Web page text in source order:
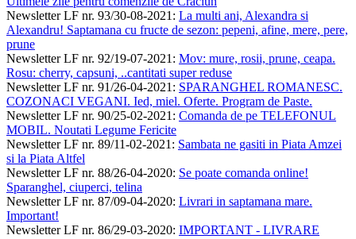
Newsletter LF nr. 93/30-08-2021 : La multi ani, Alexandra si
Alexandru! Saptamana cu fructe de sezon: pepeni, afine, mere, pere,
prune
Newsletter LF nr. 92/19-07-2021 : Mov: mure, rosii, prune, ceapa.
Rosu: cherry, capsuni, ..cantitati super reduse
Newsletter LF nr. 91/26-04-2021 : SPARANGHEL ROMANESC.
COZONACI VEGANI. Ied, miel. Oferte. Program de Paste.
Newsletter LF nr. 90/25-02-2021 : Comanda de pe TELEFONUL
MOBIL. Noutati Legume Fericite
Newsletter LF nr. 89/11-02-2021 : Sambata ne gasiti in Piata Amzei
si la Piata Altfel
Newsletter LF nr. 88/26-04-2020: Se poate comanda online!
Sparanghel, ciuperci, telina
Newsletter LF nr. 87/09-04-2020: Livrari in saptamana mare.
Important!
Newsletter LF nr. 86/29-03-2020: IMPORTANT - LIVRARE